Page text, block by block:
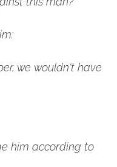
we wouldn't have
him according to